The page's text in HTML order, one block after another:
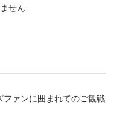
せん
ァンに囲まれてのご観戦